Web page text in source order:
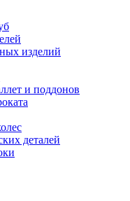
изделий
и поддонов
деталей